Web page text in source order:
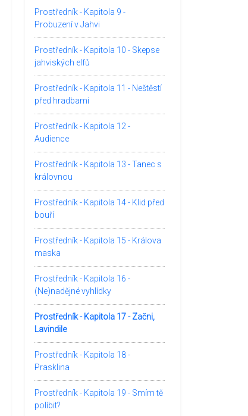
Prostředník - Kapitola 9 -
Probuzení v Jahvi
Prostředník - Kapitola 10 - Skepse
jahviských elfů
Prostředník - Kapitola 11 - Neštěstí
před hradbami
Prostředník - Kapitola 12 -
Audience
Prostředník - Kapitola 13 - Tanec s
královnou
Prostředník - Kapitola 14 - Klid před
bouří
Prostředník - Kapitola 15 - Králova
maska
Prostředník - Kapitola 16 -
(Ne)nadějné vyhlídky
Prostředník - Kapitola 17 - Začni,
Lavindile
Prostředník - Kapitola 18 -
Prasklina
Prostředník - Kapitola 19 - Smím tě
políbit?